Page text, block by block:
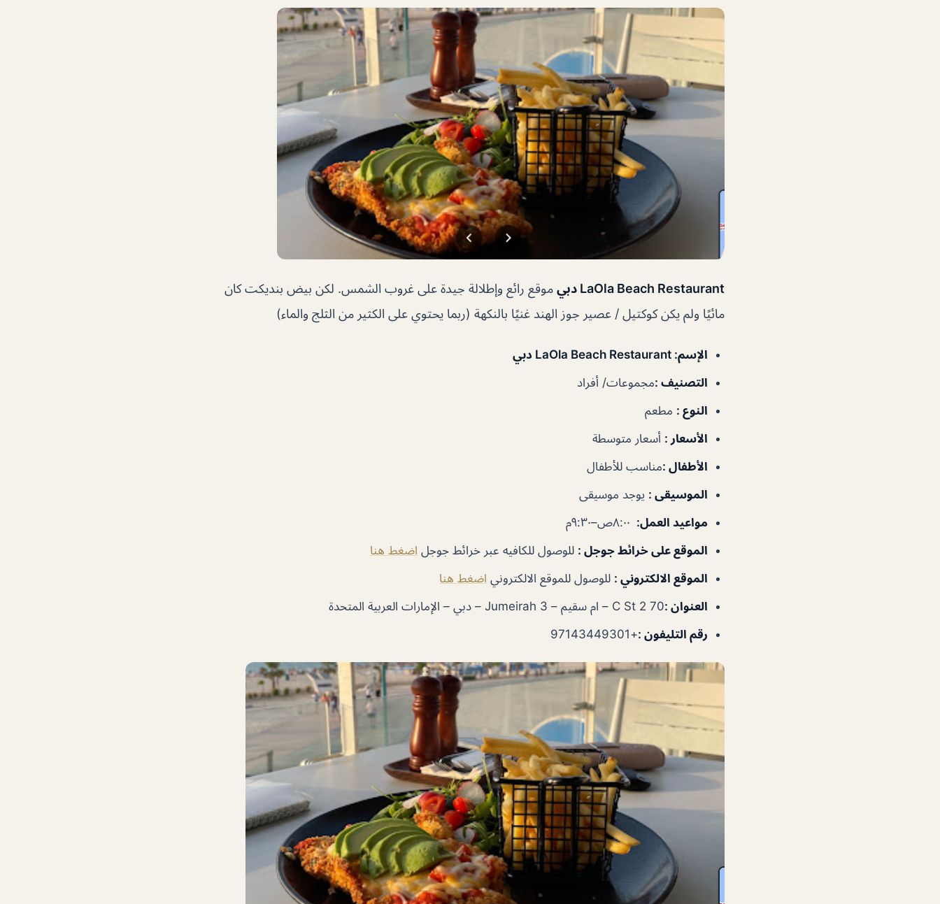
LaOla Beach Restaurant دبي
موقع رائع وإطلالة جيدة على غروب الشمس. لكن بيض بنديكت كان
مائيًا ولم يكن كوكتيل / عصير جوز الهند غنيًا بالنكهة (ربما يحتوي على الكثير من الثلج والماء)
الإسم: LaOla Beach Restaurant دبي
التصنيف :مجموعات/ أفراد
النوع : مطعم
الأسعار : أسعار متوسطة
الأطفال :مناسب للأطفال
الموسيقى : يوجد موسيقى
مواعيد العمل:
الموقع على خرائط جوجل : للوصول للكافيه عبر خرائط جوجل اضغط هنا
الموقع الالكتروني : للوصول للموقع الالكتروني اضغط هنا
العنوان :70 2 C St – ام سقيم – Jumeirah 3 – دبي – الإمارات العربية المتحدة
رقم التليفون :+97143449301